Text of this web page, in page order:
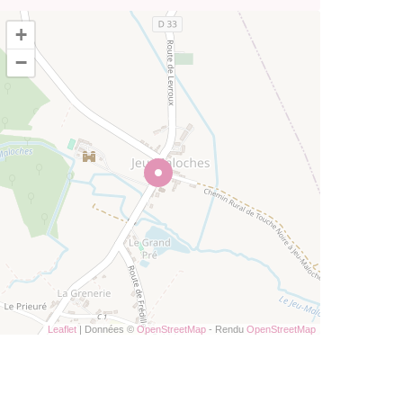
+
−
Leaflet | Données © OpenStreetMap - Rendu OpenStreetMap